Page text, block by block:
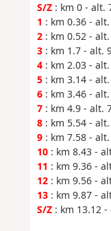
S/Z: km 0 - alt.
1 : km 0.36 -
2: km 0.52 -
3: km 1.7 - alt.
4: km 2.03 - alt.
5: km 3.14 - alt.
6: km 3.46 -
7: km 4.9 - alt.
8: km 5.54 -
9: km 7.58 - alt.
10: km 8.43 -
11 : km 9.36 -
12: km 9.56 -
13: km 9.87 -
S/Z: km 13.12 -